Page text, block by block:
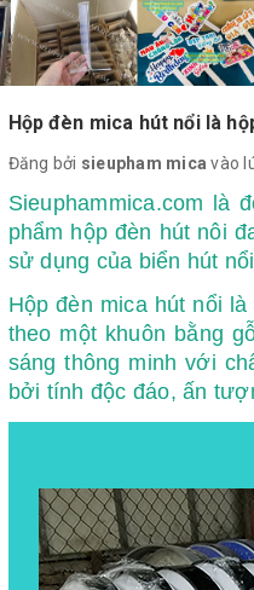
Hộp đèn mica hút nổi là
Đăng bởi sieupham mica vào
Sieuphammica.com là
phẩm hộp đèn hút nôi
sử dụng của biển hút
Hộp đèn mica hút nổi
theo một khuôn bằng
sáng thông minh với
bởi tính độc đáo, ấn